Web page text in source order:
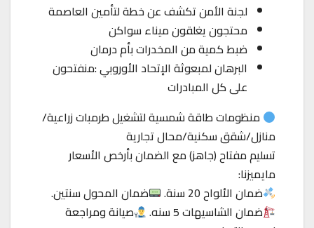
لجنة الأمن تكشف عن خطة لتأمين العاصمة
محتجون يغلقون ميناء سواكن
ضبط كمية من المخدرات بأم درمان
البرهان لمبعوثة الإتحاد الأوروبي :منفتحون
على كل المبادرات
منظومات طاقة شمسية لتشغيل طرمبات زراعية/
منازل/شقق سكنية/محال تجارية
تسليم مفتاح (جاهز) مع الضمان بأرخص الأسعار
مايميزنا:
ضمان الألواح 20 سنة.
ضمان المحول سنتين.
ضمان الشاسيهات 5 سنه.
صيانة ومراجعة